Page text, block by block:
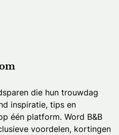
die hun trouwdag
inspiratie, tips en
één platform. Word B&B
voordelen, kortingen